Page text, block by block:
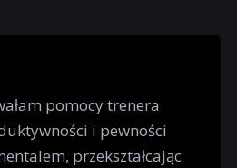
pomocy trenera
i pewności
przekształcając